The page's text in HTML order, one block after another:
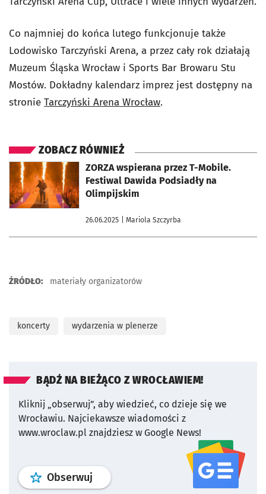
Co najmniej do końca lutego funkcjonuje także
Lodowisko Tarczyński Arena, a przez cały rok działają
Muzeum Śląska Wrocław i Sports Bar Browaru Stu
Mostów. Dokładny kalendarz imprez jest dostępny na
stronie Tarczyński Arena Wrocław.
ZOBACZ RÓWNIEŻ
ZORZA wspierana przez T-Mobile.
Festiwal Dawida Podsiadły na
Olimpijskim
26.06.2025 | Mariola Szczyrba
otworzy się w nowej karcie
ŹRÓDŁO: materiały organizatorów
koncerty wydarzenia w plenerze
BĄDŹ NA BIEŻĄCO Z WROCŁAWIEM!
Kliknij „obserwuj”, aby wiedzieć, co dzieje się we
Wrocławiu. Najciekawsze wiadomości z
www.wroclaw.pl znajdziesz w Google News!
Obserwuj profil serwisu